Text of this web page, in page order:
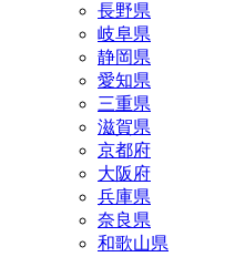
長野県
岐阜県
静岡県
愛知県
三重県
滋賀県
京都府
大阪府
兵庫県
奈良県
和歌山県